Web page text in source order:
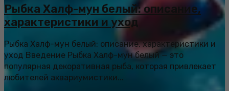
Рыбка Халф-мун белый: описание,
характеристики и уход
Рыбка Халф-мун белый: описание, характеристики и
уход Введение Рыбка Халф-мун белый — это
популярная декоративная рыба, которая привлекает
любителей аквариумистики...